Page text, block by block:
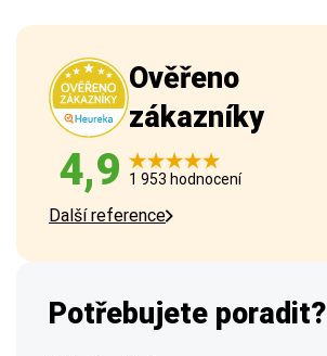
Ověřeno
zákazníky
4,9 1 953 hodnocení
Další reference
Potřebujete poradit?